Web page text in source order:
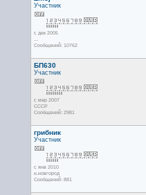
Участник
с дек 2005
...
Сообщений: 10762
БП630
Участник
с мар 2007
CCCP
Сообщений: 2981
грибник
Участник
с янв 2010
н.новгород
Сообщений: 881